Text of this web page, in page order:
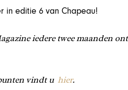
in editie 6 van Chapeau!
iedere twee maanden
vindt uhier.